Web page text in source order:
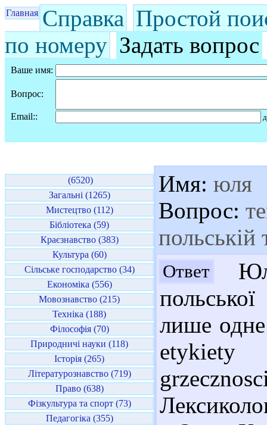
Главная Справка Простой
по номеру Задать вопрос
Ваше имя:
Вопрос:
Email::
(6520)
Загальні (1265)
Мистецтво (112)
Бібліотека (59)
Краєзнавство (383)
Культура (60)
Сільське господарство (34)
Економіка (556)
Мовознавство (215)
Техніка (188)
Філософія (70)
Природничі науки (118)
Історія (265)
Літературознавство (719)
Право (638)
Фізкультура та спорт (73)
Педагогіка (355)
Имя: юля
Вопрос:
польській
Ответ
лише
etykiety